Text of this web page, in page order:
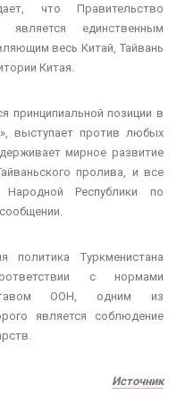
что Правительство
является единственным
весь Китай, Тайвань
Китая.
принципиальной позиции в
выступает против любых
мирное развитие
пролива, и все
Народной Республики по
Туркменистана
с нормами
ООН, одним из
является соблюдение
Источник